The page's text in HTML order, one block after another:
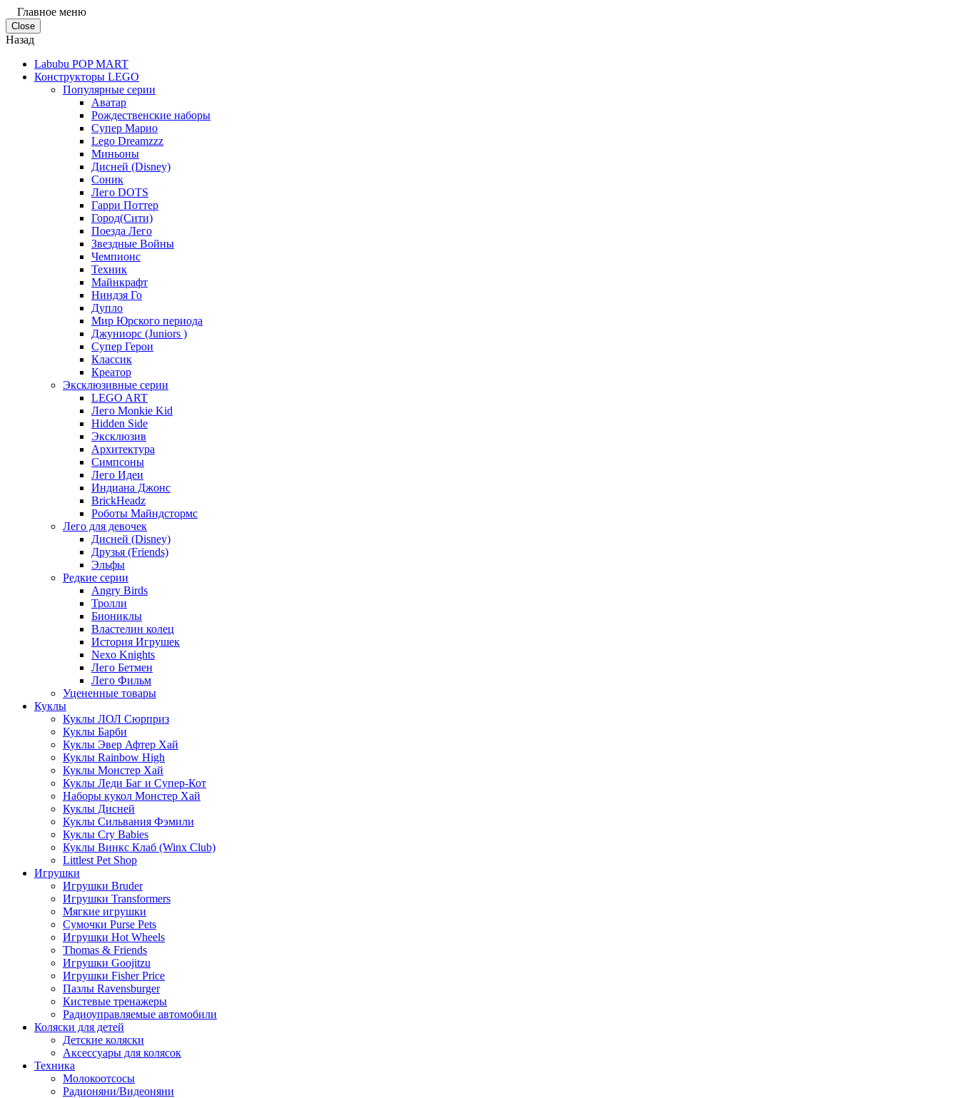
Главное меню
Close
Назад
Labubu POP MART
Конструкторы LEGO
Популярные серии
Аватар
Рождественские наборы
Супер Марио
Lego Dreamzzz
Миньоны
Дисней (Disney)
Соник
Лего DOTS
Гарри Поттер
Город(Сити)
Поезда Лего
Звездные Войны
Чемпионс
Техник
Майнкрафт
Ниндзя Го
Дупло
Мир Юрского периода
Джуниорс (Juniors )
Супер Герои
Классик
Креатор
Эксклюзивные серии
LEGO ART
Лего Monkie Kid
Hidden Side
Эксклюзив
Архитектура
Симпсоны
Лего Идеи
Индиана Джонс
BrickHeadz
Роботы Майндстормс
Лего для девочек
Дисней (Disney)
Друзья (Friends)
Эльфы
Редкие серии
Angry Birds
Тролли
Биониклы
Властелин колец
История Игрушек
Nexo Knights
Лего Бетмен
Лего Фильм
Уцененные товары
Куклы
Куклы ЛОЛ Сюрприз
Куклы Барби
Куклы Эвер Афтер Хай
Куклы Rainbow High
Куклы Монстер Хай
Куклы Леди Баг и Супер-Кот
Наборы кукол Монстер Хай
Куклы Дисней
Куклы Сильвания Фэмили
Куклы Cry Babies
Куклы Винкс Клаб (Winx Club)
Littlest Pet Shop
Игрушки
Игрушки Bruder
Игрушки Transformers
Мягкие игрушки
Сумочки Purse Pets
Игрушки Hot Wheels
Thomas & Friends
Игрушки Goojitzu
Игрушки Fisher Price
Пазлы Ravensburger
Кистевые тренажеры
Радиоуправляемые автомобили
Коляски для детей
Детские коляски
Аксессуары для колясок
Техника
Молокоотсосы
Радионяни/Видеоняни